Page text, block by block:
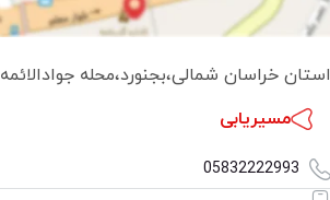
استان خراسان شمالی،بجنورد،محله جوادالائمه
مسیریابی
05832222993